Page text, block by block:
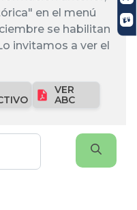
en el menú
se habilitan
invitamos a ver el
VER
ABC